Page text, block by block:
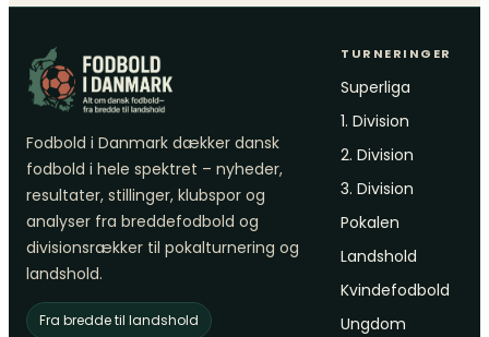
Fodbold i Danmark dækker dansk
fodbold i hele spektret – nyheder,
resultater, stillinger, klubspor og
analyser fra breddefodbold og
divisionsrækker til pokalturnering og
landshold.
Fra bredde til landshold
TURNERINGER
Superliga
1. Division
2. Division
3. Division
Pokalen
Landshold
Kvindefodbold
Ungdom